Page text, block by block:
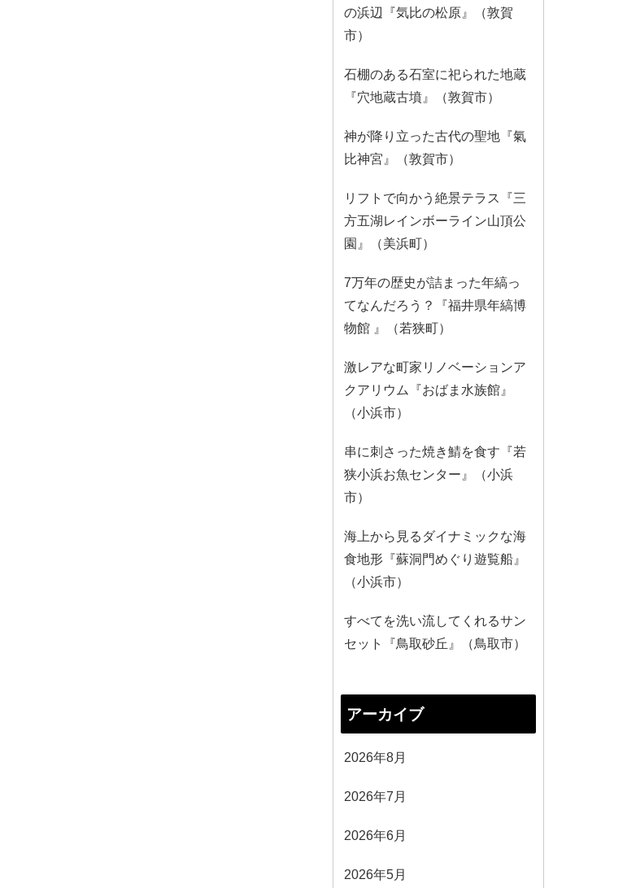
の浜辺『気比の松原』（敦賀
市）
石棚のある石室に祀られた地蔵
『穴地蔵古墳』（敦賀市）
神が降り立った古代の聖地『氣
比神宮』（敦賀市）
リフトで向かう絶景テラス『三
方五湖レインボーライン山頂公
園』（美浜町）
7万年の歴史が詰まった年縞っ
てなんだろう？『福井県年縞博
物館 』（若狭町）
激レアな町家リノベーションア
クアリウム『おばま水族館』
（小浜市）
串に刺さった焼き鯖を食す『若
狭小浜お魚センター』（小浜
市）
海上から見るダイナミックな海
食地形『蘇洞門めぐり遊覧船』
（小浜市）
すべてを洗い流してくれるサン
セット『鳥取砂丘』（鳥取市）
アーカイブ
2026年8月
2026年7月
2026年6月
2026年5月